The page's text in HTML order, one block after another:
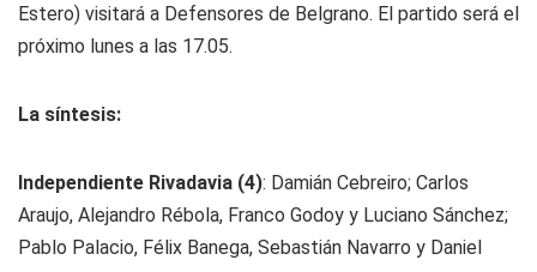
Estero) visitará a Defensores de Belgrano. El partido será el
próximo lunes a las 17.05.
La síntesis:
Independiente Rivadavia (4): Damián Cebreiro; Carlos
Araujo, Alejandro Rébola, Franco Godoy y Luciano Sánchez;
Pablo Palacio, Félix Banega, Sebastián Navarro y Daniel